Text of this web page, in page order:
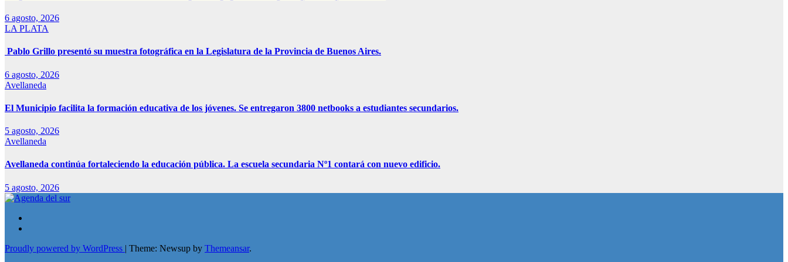
6 agosto, 2026
LA PLATA
Pablo Grillo presentó su muestra fotográfica en la Legislatura de la Provincia de Buenos Aires.
6 agosto, 2026
Avellaneda
El Municipio facilita la formación educativa de los jóvenes. Se entregaron 3800 netbooks a estudiantes secundarios.
5 agosto, 2026
Avellaneda
Avellaneda continúa fortaleciendo la educación pública. La escuela secundaria Nº1 contará con nuevo edificio.
5 agosto, 2026
Proudly powered by WordPress | Theme: Newsup by Themeansar.